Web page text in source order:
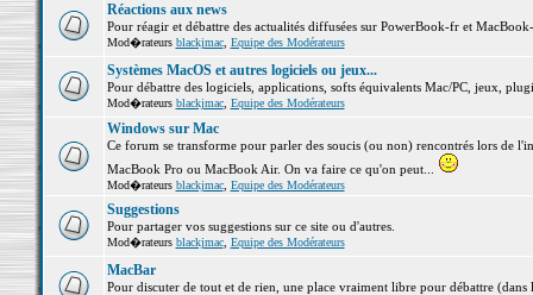
Réactions aux news
Pour réagir et débattre des actualités diffusées sur PowerBook-fr et
Mod�rateurs blackjmac, Equipe des Modérateurs
Systèmes MacOS et autres logiciels ou jeux...
Pour débattre des logiciels, applications, softs équivalents Mac/PC, jeux,
Mod�rateurs blackjmac, Equipe des Modérateurs
Windows sur Mac
Ce forum se transforme pour parler des soucis (ou non) rencontrés lors de
MacBook Pro ou MacBook Air. On va faire ce qu'on peut...
Mod�rateurs blackjmac, Equipe des Modérateurs
Suggestions
Pour partager vos suggestions sur ce site ou d'autres.
Mod�rateurs blackjmac, Equipe des Modérateurs
MacBar
Pour discuter de tout et de rien, une place vraiment libre pour débattre (dans